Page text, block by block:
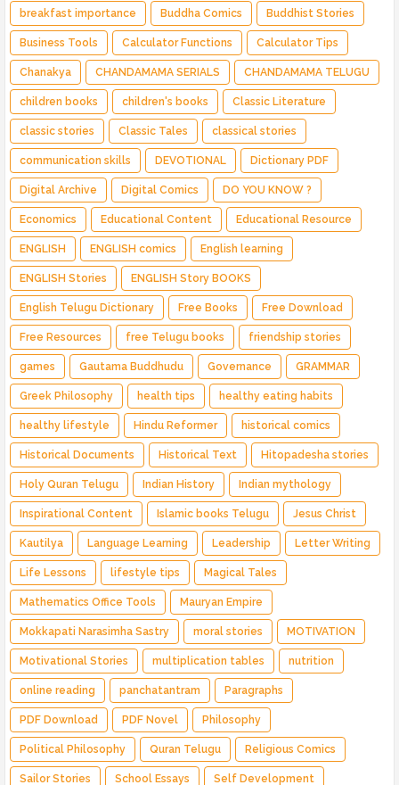
breakfast importance Buddha Comics Buddhist Stories
Business Tools Calculator Functions Calculator Tips
Chanakya CHANDAMAMA SERIALS CHANDAMAMA TELUGU
children books children's books Classic Literature
classic stories Classic Tales classical stories
communication skills DEVOTIONAL Dictionary PDF
Digital Archive Digital Comics DO YOU KNOW ?
Economics Educational Content Educational Resource
ENGLISH ENGLISH comics English learning
ENGLISH Stories ENGLISH Story BOOKS
English Telugu Dictionary Free Books Free Download
Free Resources free Telugu books friendship stories
games Gautama Buddhudu Governance GRAMMAR
Greek Philosophy health tips healthy eating habits
healthy lifestyle Hindu Reformer historical comics
Historical Documents Historical Text Hitopadesha stories
Holy Quran Telugu Indian History Indian mythology
Inspirational Content Islamic books Telugu Jesus Christ
Kautilya Language Learning Leadership Letter Writing
Life Lessons lifestyle tips Magical Tales
Mathematics Office Tools Mauryan Empire
Mokkapati Narasimha Sastry moral stories MOTIVATION
Motivational Stories multiplication tables nutrition
online reading panchatantram Paragraphs
PDF Download PDF Novel Philosophy
Political Philosophy Quran Telugu Religious Comics
Sailor Stories School Essays Self Development